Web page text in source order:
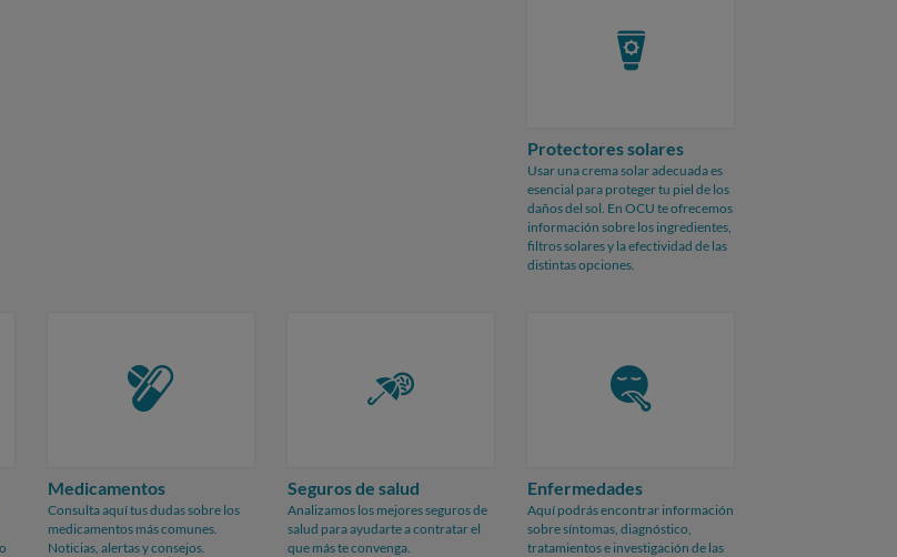
Protectores solares
Usar una crema solar adecuada es
esencial para proteger tu piel de los
daños del sol. En OCU te ofrecemos
información sobre los ingredientes,
filtros solares y la efectividad de las
distintas opciones.
Medicamentos
Consulta aquí tus dudas sobre los
medicamentos más comunes.
Noticias, alertas y consejos.
Seguros de salud
Analizamos los mejores seguros de
salud para ayudarte a contratar el
que más te convenga.
Enfermedades
Aquí podrás encontrar información
sobre síntomas, diagnóstico,
tratamientos e investigación de las